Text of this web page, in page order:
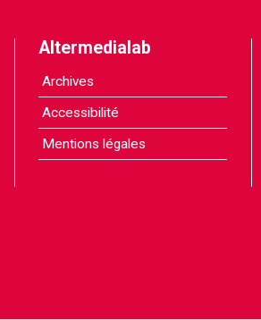
Altermedialab
Archives
Accessibilité
Mentions légales